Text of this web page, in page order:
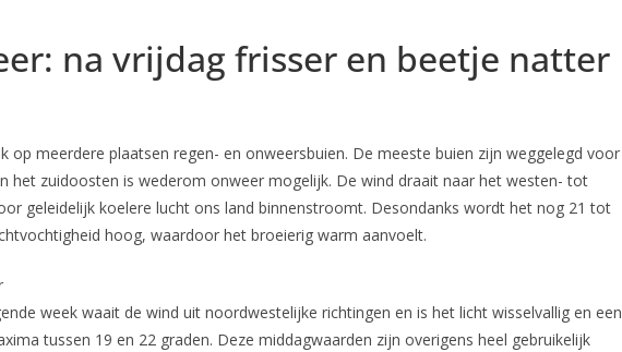
na vrijdag frisser en beetje natter
op meerdere plaatsen regen- en onweersbuien. De meeste buien zijn weggelegd voor
het zuidoosten is wederom onweer mogelijk. De wind draait naar het westen- tot
geleidelijk koelere lucht ons land binnenstroomt. Desondanks wordt het nog 21 tot
hoog, waardoor het broeierig warm aanvoelt.
week waait de wind uit noordwestelijke richtingen en is het licht wisselvallig en een
tussen 19 en 22 graden. Deze middagwaarden zijn overigens heel gebruikelijk